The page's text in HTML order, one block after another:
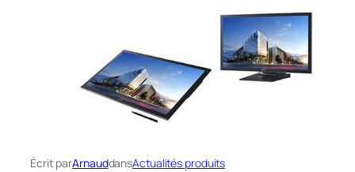
Écrit parArnauddansActualités produits